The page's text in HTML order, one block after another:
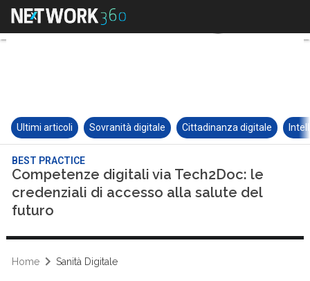
Ultimi articoli Sovranità digitale Cittadinanza digitale
BEST PRACTICE
Competenze digitali via Tech2Doc: le
credenziali di accesso alla salute del
futuro
Home Sanità Digitale